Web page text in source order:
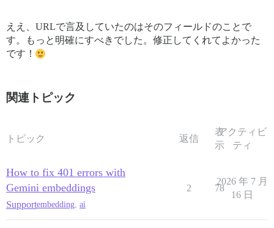
ええ、URLで言及していたのはそのフィールドのことで
す。もっと明確にすべきでした。修正してくれてよかった
です！
関連トピック
トピック 返信
表
示
アクティビ
ティ
How to fix 401 errors with
Gemini embeddings
Supportembedding, ai
2 78
2026 年 7 月
16 日